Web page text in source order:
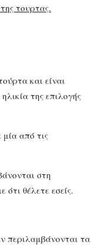
τουρτας.
και είναι
της επιλογής
μία από τις
στη
ότι θέλετε εσείς.
περιλαμβάνονται τα